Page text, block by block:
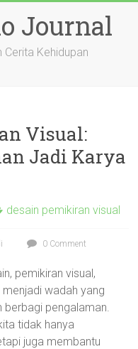
Journal
Cerita Kehidupan
Visual:
Jadi Karya
desain pemikiran visual
0 Comment
pemikiran visual,
wadah yang
berbagi pengalaman.
tidak hanya
juga membantu